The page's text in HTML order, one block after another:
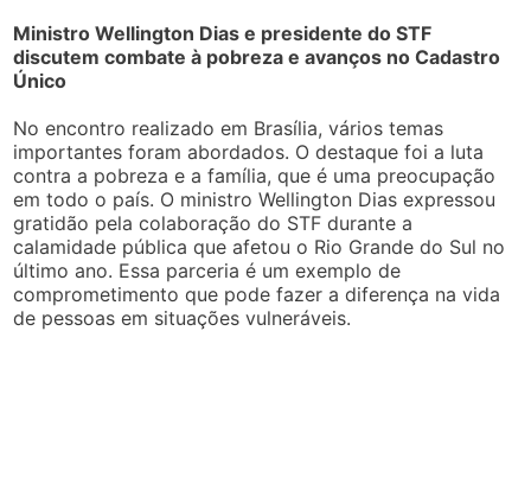
Ministro Wellington Dias e presidente do STF
discutem combate à pobreza e avanços no Cadastro
Único
No encontro realizado em Brasília, vários temas
importantes foram abordados. O destaque foi a luta
contra a pobreza e a família, que é uma preocupação
em todo o país. O ministro Wellington Dias expressou
gratidão pela colaboração do STF durante a
calamidade pública que afetou o Rio Grande do Sul no
último ano. Essa parceria é um exemplo de
comprometimento que pode fazer a diferença na vida
de pessoas em situações vulneráveis.